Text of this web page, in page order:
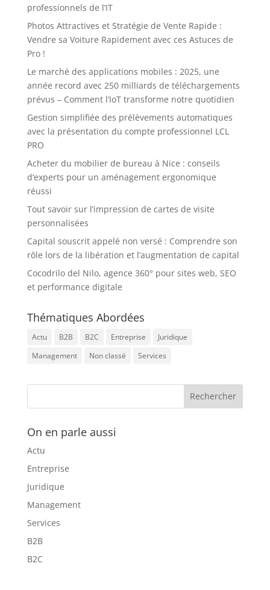
professionnels de l’IT
Photos Attractives et Stratégie de Vente Rapide :
Vendre sa Voiture Rapidement avec ces Astuces de
Pro !
Le marché des applications mobiles : 2025, une
année record avec 250 milliards de téléchargements
prévus – Comment l’IoT transforme notre quotidien
Gestion simplifiée des prélèvements automatiques
avec la présentation du compte professionnel LCL
PRO
Acheter du mobilier de bureau à Nice : conseils
d’experts pour un aménagement ergonomique
réussi
Tout savoir sur l’impression de cartes de visite
personnalisées
Capital souscrit appelé non versé : Comprendre son
rôle lors de la libération et l’augmentation de capital
Cocodrilo del Nilo, agence 360° pour sites web, SEO
et performance digitale
Thématiques Abordées
Actu B2B B2C Entreprise
Juridique
Management
Non classé Services
On en parle aussi
Actu
Entreprise
Juridique
Management
Services
B2B
B2C